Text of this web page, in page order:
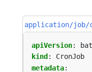
application/job/
apiVersion:
kind :
CronJob
metadata: